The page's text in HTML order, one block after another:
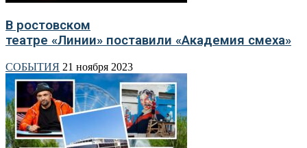
В ростовском
театре «Линии» поставили «Академия смеха»
СОБЫТИЯ 21 ноября 2023